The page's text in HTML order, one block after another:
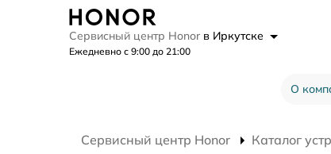
Сервисный центр Honor в Иркутске
Ежедневно с 9:00 до 21:00
О
Сервисный центр Honor Каталог